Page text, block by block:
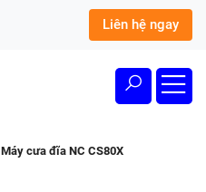
Liên hệ ngay
Máy cưa đĩa NC CS80X